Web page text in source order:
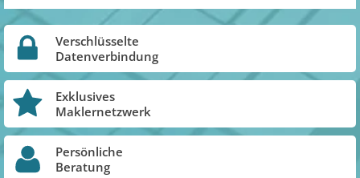
Verschlüsselte
Datenverbindung
Exklusives
Maklernetzwerk
Persönliche
Beratung